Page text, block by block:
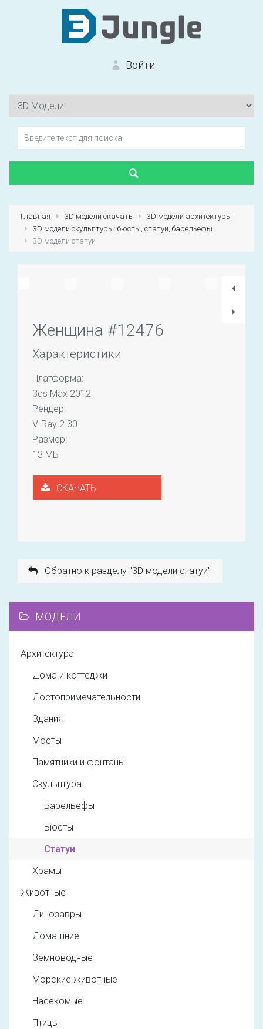
Войти
Первый раз? Зарегистрироваться
Главная 3D модели скачать
3D модели архитектуры
3D модели скульптуры: бюсты, статуи, барельефы
3D модели статуи
Женщина #12476
Характеристики
Платформа:
3ds Max 2012
Рендер:
V-Ray 2.30
Размер:
13 МБ
СКАЧАТЬ
Обратно к разделу "3D модели статуи"
МОДЕЛИ
Архитектура
Дома и коттеджи
Достопримечательности
Здания
Мосты
Памятники и фонтаны
Скульптура
Барельефы
Бюсты
Статуи
Храмы
Животные
Динозавры
Домашние
Земноводные
Морские животные
Насекомые
Птицы